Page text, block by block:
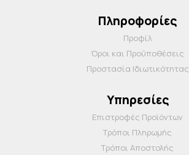
Πληροφορίες
Προφίλ
Όροι και Προΰποθέσεις
Προστασία Ιδιωτικότητας
Υπηρεσίες
Επιστροφές Προϊόντων
Τρόποι Πληρωμής
Τρόποι Αποστολής